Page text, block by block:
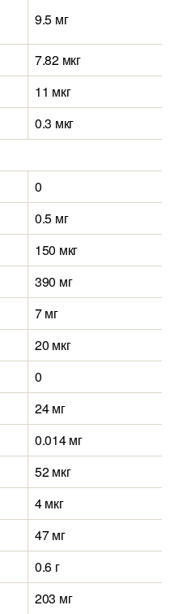
9.5 мг
7.82 мкг
11 мкг
0.3 мкг
0
0.5 мг
150 мкг
390 мг
7 мг
20 мкг
0
24 мг
0.014 мг
52 мкг
4 мкг
47 мг
0.6 г
203 мг